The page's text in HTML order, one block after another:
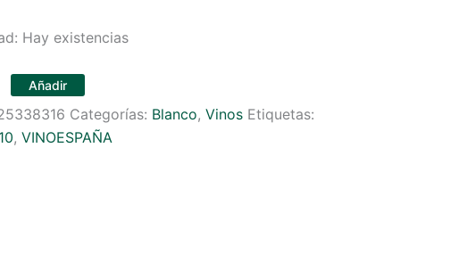
Hay existencias
Añadir
Categorías: Blanco, Vinos Etiquetas:
, VINOESPAÑA